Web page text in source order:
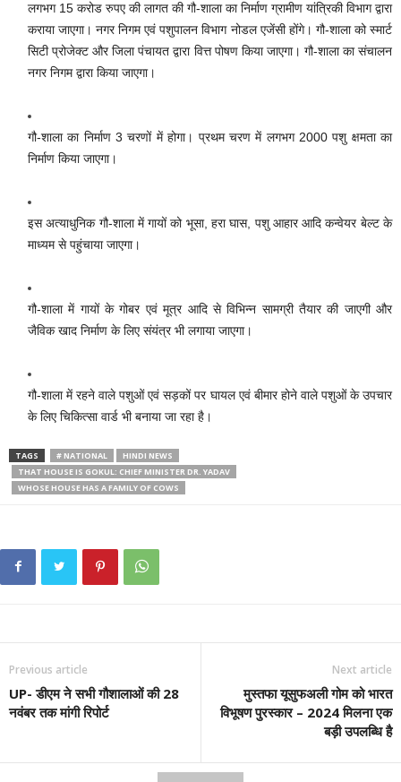
लगभग 15 करोड रुपए की लागत की गौ-शाला का निर्माण ग्रामीण यांत्रिकी विभाग द्वारा
कराया जाएगा। नगर निगम एवं पशुपालन विभाग नोडल एजेंसी होंगे। गौ-शाला को स्मार्ट
सिटी प्रोजेक्ट और जिला पंचायत द्वारा वित्त पोषण किया जाएगा। गौ-शाला का संचालन
नगर निगम द्वारा किया जाएगा।
गौ-शाला का निर्माण 3 चरणों में होगा। प्रथम चरण में लगभग 2000 पशु क्षमता का
निर्माण किया जाएगा।
इस अत्याधुनिक गौ-शाला में गायों को भूसा, हरा घास, पशु आहार आदि कन्वेयर बेल्ट के
माध्यम से पहुंचाया जाएगा।
गौ-शाला में गायों के गोबर एवं मूत्र आदि से विभिन्न सामग्री तैयार की जाएगी और
जैविक खाद निर्माण के लिए संयंत्र भी लगाया जाएगा।
गौ-शाला में रहने वाले पशुओं एवं सड़कों पर घायल एवं बीमार होने वाले पशुओं के उपचार
के लिए चिकित्सा वार्ड भी बनाया जा रहा है।
TAGS # NATIONAL
HINDI NEWS
THAT HOUSE IS GOKUL: CHIEF MINISTER DR. YADAV
WHOSE HOUSE HAS A FAMILY OF COWS
Previous article
UP- डीएम ने सभी गौशालाओं की 28
नवंबर तक मांगी रिपोर्ट
Next article
मुस्तफा यूसुफअली गोम को भारत
विभूषण पुरस्कार – 2024 मिलना एक
बड़ी उपलब्धि है